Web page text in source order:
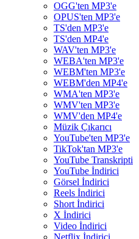
OGG'ten MP3'e
OPUS'ten MP3'e
TS'den MP3'e
TS'den MP4'e
WAV'ten MP3'e
WEBA'ten MP3'e
WEBM'ten MP3'e
WEBM'den MP4'e
WMA'ten MP3'e
WMV'ten MP3'e
WMV'den MP4'e
Müzik Çıkarıcı
YouTube'ten MP3'e
TikTok'tan MP3'e
YouTube Transkripti
YouTube İndirici
Görsel İndirici
Reels İndirici
Short İndirici
X İndirici
Video İndirici
Netflix İndirici